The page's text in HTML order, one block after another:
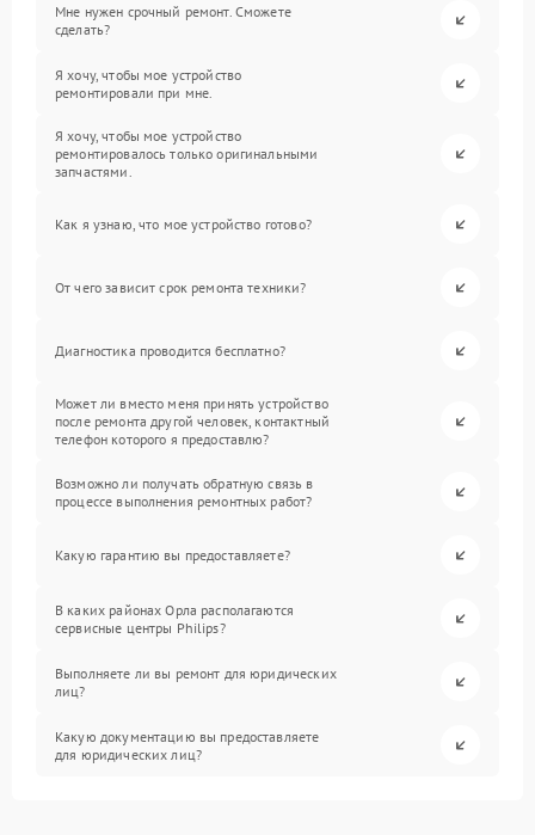
Мне нужен срочный ремонт. Сможете
сделать?
Я хочу, чтобы мое устройство
ремонтировали при мне.
Я хочу, чтобы мое устройство
ремонтировалось только оригинальными
запчастями.
Как я узнаю, что мое устройство готово?
От чего зависит срок ремонта техники?
Диагностика проводится бесплатно?
Может ли вместо меня принять устройство
после ремонта другой человек, контактный
телефон которого я предоставлю?
Возможно ли получать обратную связь в
процессе выполнения ремонтных работ?
Какую гарантию вы предоставляете?
В каких районах Орла располагаются
сервисные центры Philips?
Выполняете ли вы ремонт для юридических
лиц?
Какую документацию вы предоставляете
для юридических лиц?